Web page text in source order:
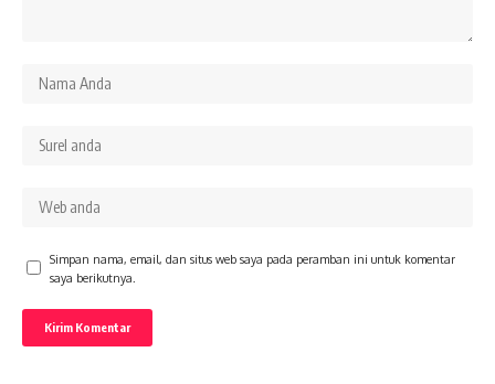
Simpan nama, email, dan situs web saya pada peramban ini untuk komentar
saya berikutnya.